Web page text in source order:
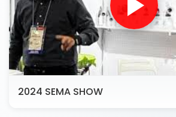
2024 SEMA SHOW